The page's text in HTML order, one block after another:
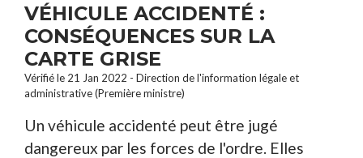
VÉHICULE ACCIDENTÉ :
CONSÉQUENCES SUR LA
CARTE GRISE
Vérifié le 21 Jan 2022 - Direction de l'information légale et
administrative (Première ministre)
Un véhicule accidenté peut être jugé
dangereux par les forces de l'ordre. Elles